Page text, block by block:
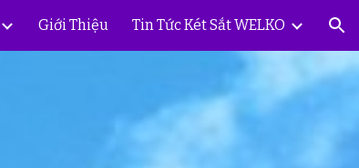
Giới Thiệu Tin Tức Két Sắt WELKO